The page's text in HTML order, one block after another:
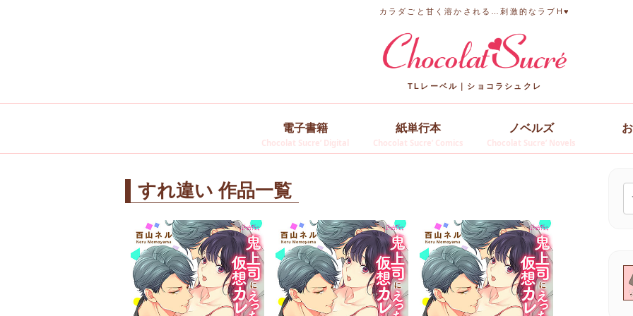
カラダごと甘く溶かされる…刺激的なラブH♥
TLレーベル｜ショコラシュクレ
電子書籍
Chocolat Sucre’ Digital
紙単行本
Chocolat Sucre’ Comics
ノベルズ
Chocolat Sucre’ Novels
すれ違い 作品一覧